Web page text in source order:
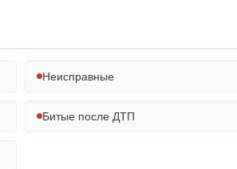
Неисправные
Битые после ДТП